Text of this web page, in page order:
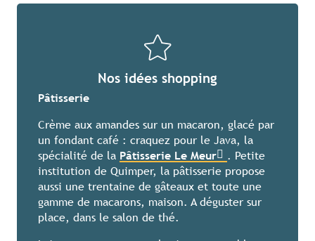
Nos idées shopping
Pâtisserie
Crème aux amandes sur un macaron, glacé par
un fondant café : craquez pour le Java, la
spécialité de la Pâtisserie Le Meur
. Petite
institution de Quimper, la pâtisserie propose
aussi une trentaine de gâteaux et toute une
gamme de macarons, maison. A déguster sur
place, dans le salon de thé.